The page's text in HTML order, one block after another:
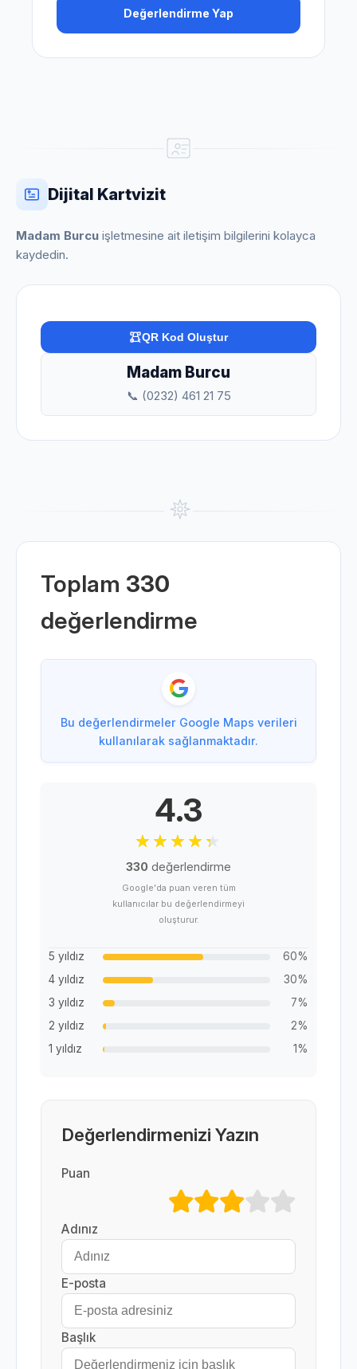
Değerlendirme Yap
Dijital Kartvizit
Madam Burcu işletmesine ait iletişim bilgilerini kolayca
kaydedin.
QR Kod Oluştur
Madam Burcu
📞 (0232) 461 21 75
Toplam 330
değerlendirme
Bu değerlendirmeler Google Maps verileri
kullanılarak sağlanmaktadır.
4.3
330 değerlendirme
Google'da puan veren tüm
kullanıcılar bu değerlendirmeyi
oluşturur.
5 yıldız
60%
4 yıldız
30%
3 yıldız
7%
2 yıldız
2%
1 yıldız
1%
Değerlendirmenizi Yazın
Puan
Adınız
E-posta
Başlık